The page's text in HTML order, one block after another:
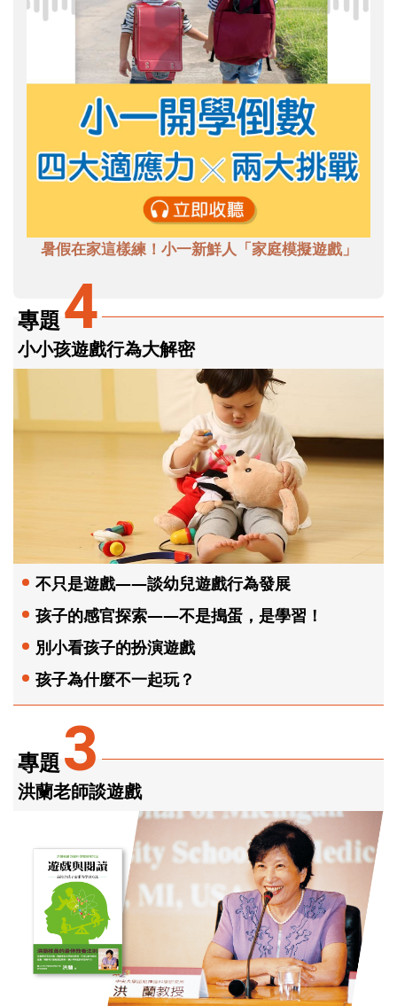
暑假在家這樣練！小一新鮮人「家庭模擬遊戲」
專題3
洪蘭老師談遊戲
專題4
小小孩遊戲行為大解密
不只是遊戲——談幼兒遊戲行為發展
孩子的感官探索——不是搗蛋，是學習！
別小看孩子的扮演遊戲
孩子為什麼不一起玩？